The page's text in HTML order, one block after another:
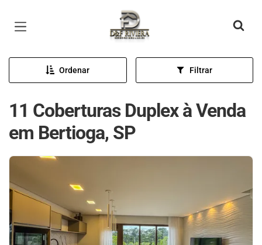
Página inicial
Ordenar Filtrar
11 Coberturas Duplex à Venda
em Bertioga, SP